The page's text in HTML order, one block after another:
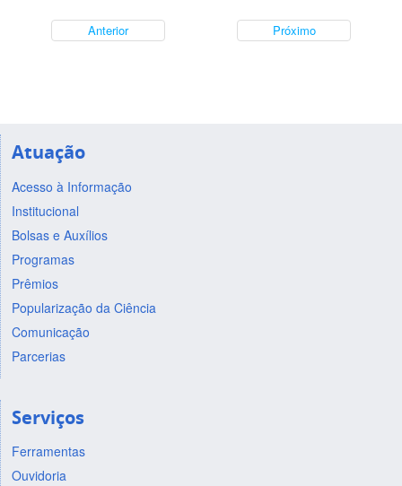
Anterior Próximo
Atuação
Acesso à Informação
Institucional
Bolsas e Auxílios
Programas
Prêmios
Popularização da Ciência
Comunicação
Parcerias
Serviços
Ferramentas
Ouvidoria